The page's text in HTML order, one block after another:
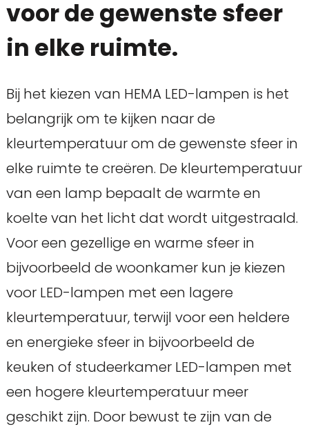
voor de gewenste sfeer
in elke ruimte.
Bij het kiezen van HEMA LED-lampen is het
belangrijk om te kijken naar de
kleurtemperatuur om de gewenste sfeer in
elke ruimte te creëren. De kleurtemperatuur
van een lamp bepaalt de warmte en
koelte van het licht dat wordt uitgestraald.
Voor een gezellige en warme sfeer in
bijvoorbeeld de woonkamer kun je kiezen
voor LED-lampen met een lagere
kleurtemperatuur, terwijl voor een heldere
en energieke sfeer in bijvoorbeeld de
keuken of studeerkamer LED-lampen met
een hogere kleurtemperatuur meer
geschikt zijn. Door bewust te zijn van de